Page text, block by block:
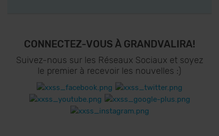
CONNECTEZ-VOUS À GRANDVALIRA!
Suivez-nous sur les Réseaux Sociaux et soyez
le premier à recevoir les nouvelles :)